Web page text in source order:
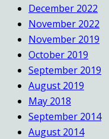
December 2022
November 2022
November 2019
October 2019
September 2019
August 2019
May 2018
September 2014
August 2014